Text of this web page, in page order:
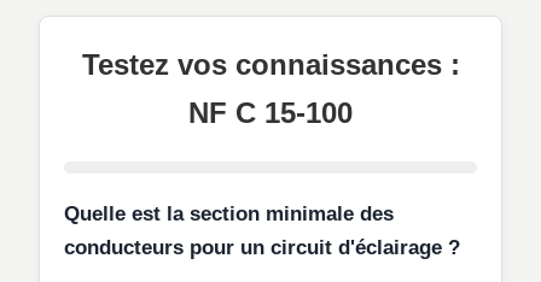
Testez vos connaissances :
NF C 15-100
Quelle est la section minimale des
conducteurs pour un circuit d'éclairage ?